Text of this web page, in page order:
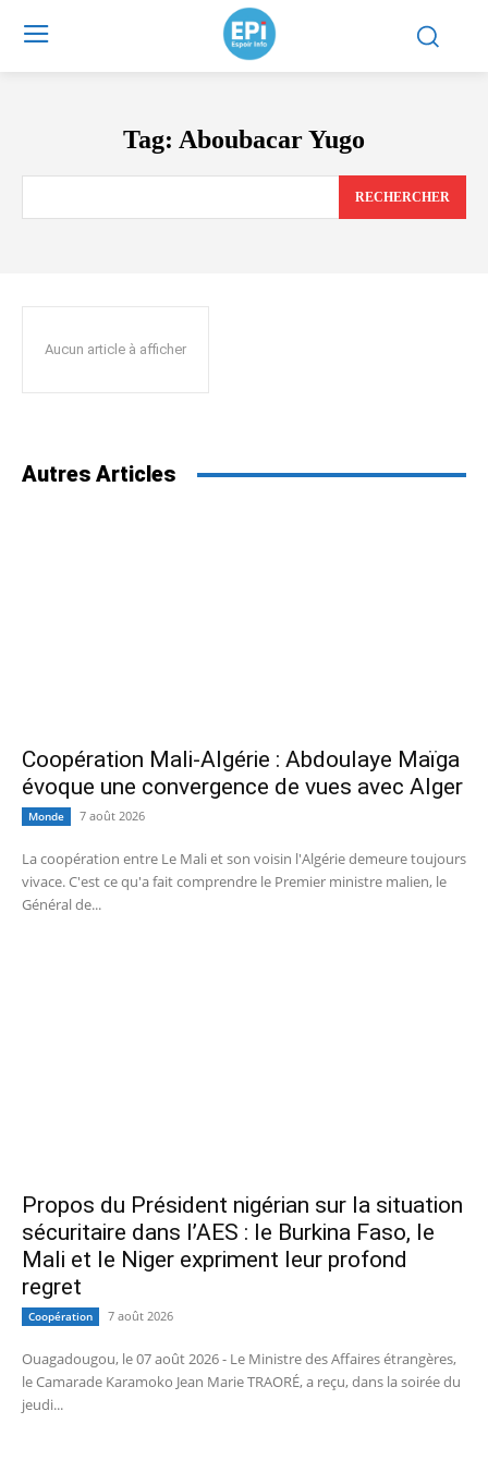
Tag: Aboubacar Yugo
RECHERCHER
Aucun article à afficher
Autres Articles
Coopération Mali-Algérie : Abdoulaye Maïga
évoque une convergence de vues avec Alger
Monde 7 août 2026
La coopération entre Le Mali et son voisin l'Algérie demeure toujours
vivace. C'est ce qu'a fait comprendre le Premier ministre malien, le
Général de...
Propos du Président nigérian sur la situation
sécuritaire dans l’AES : le Burkina Faso, le
Mali et le Niger expriment leur profond
regret
Coopération 7 août 2026
Ouagadougou, le 07 août 2026 - Le Ministre des Affaires étrangères,
le Camarade Karamoko Jean Marie TRAORÉ, a reçu, dans la soirée du
jeudi...